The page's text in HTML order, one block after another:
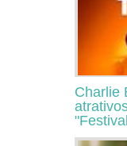
Charlie